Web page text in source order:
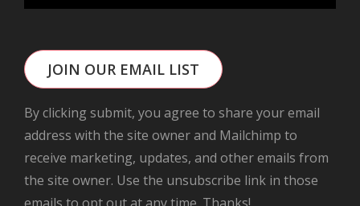
JOIN OUR EMAIL LIST
By clicking submit, you agree to share your email
address with the site owner and Mailchimp to
receive marketing, updates, and other emails from
the site owner. Use the unsubscribe link in those